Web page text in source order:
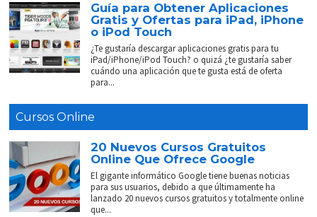
Guía para Obtener Aplicaciones
Gratis y Ofertas para iPad, iPhone
o iPod Touch
¿Te gustaría descargar aplicaciones gratis para tu
iPad/iPhone/iPod Touch? o quizá ¿te gustaría saber
cuándo una aplicación que te gusta está de oferta
para...
Cursos Online
20 Nuevos Cursos Gratuitos
Online Que Ofrece Google
El gigante informático Google tiene buenas noticias
para sus usuarios, debido a que últimamente ha
lanzado 20 nuevos cursos gratuitos y totalmente online
que...